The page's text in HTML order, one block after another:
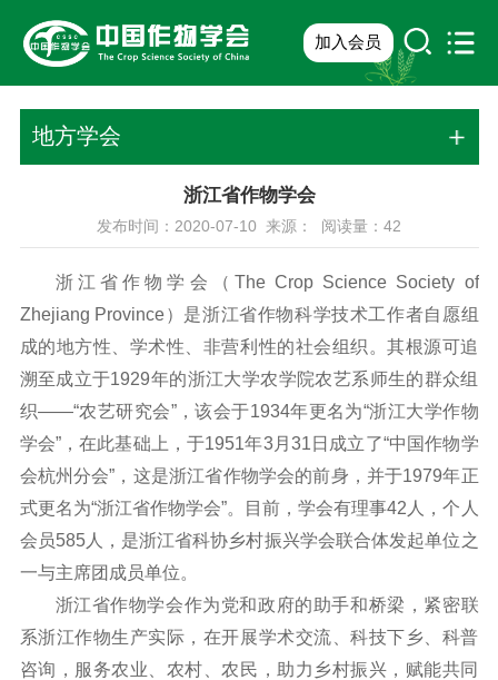
加入会员
地方学会
浙江省作物学会
发布时间：2020-07-10 来源： 阅读量： 42
浙江省作物学会（The Crop Science Society of
Zhejiang Province）是浙江省作物科学技术工作者自愿组
成的地方性、学术性、非营利性的社会组织。其根源可追
溯至成立于1929年的浙江大学农学院农艺系师生的群众组
织——“农艺研究会”，该会于1934年更名为“浙江大学作物
学会”，在此基础上，于1951年3月31日成立了“中国作物学
会杭州分会”，这是浙江省作物学会的前身，并于1979年正
式更名为“浙江省作物学会”。目前，学会有理事42人，个人
会员585人，是浙江省科协乡村振兴学会联合体发起单位之
一与主席团成员单位。
浙江省作物学会作为党和政府的助手和桥梁，紧密联
系浙江作物生产实际，在开展学术交流、科技下乡、科普
咨询，服务农业、农村、农民，助力乡村振兴，赋能共同